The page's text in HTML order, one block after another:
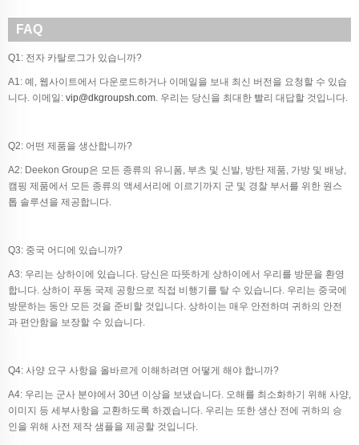
FAQ
Q1: 전자 카탈로그가 있습니까?
A1: 예, 웹사이트에서 다운로드하거나 이메일을 보내 최신 버전을 요청할 수 있습
니다. 이메일: vip@dkgroupsh.com. 우리는 당신을 최대한 빨리 대답할 것입니다.
Q2: 어떤 제품을 생산합니까?
A2: Deekon Group은 모든 종류의 유니폼, 부츠 및 신발, 방탄 제품, 가방 및 배낭,
캠핑 제품에서 모든 종류의 액세서리에 이르기까지 군 및 경찰 부서를 위한 원스
톱 솔루션을 제공합니다.
Q3: 중국 어디에 있습니까?
A3: 우리는 상하이에 있습니다. 당신은 따뜻하게 상하이에서 우리를 방문을 환영
합니다. 상하이 푸동 국제 공항으로 직접 비행기를 탈 수 있습니다. 우리는 중국에
방문하는 동안 모든 것을 준비할 것입니다. 상하이는 매우 안전하며 귀하의 안전
과 편안함을 보장할 수 있습니다.
Q4: 사양 요구 사항을 올바르게 이해하려면 어떻게 해야 합니까?
A4: 우리는 군사 분야에서 30년 이상을 보냈습니다. 오해를 최소화하기 위해 사양,
이미지 등 세부사항을 교환하도록 하겠습니다. 우리는 또한 생산 전에 귀하의 승
인을 위해 사전 제작 샘플을 제공할 것입니다.